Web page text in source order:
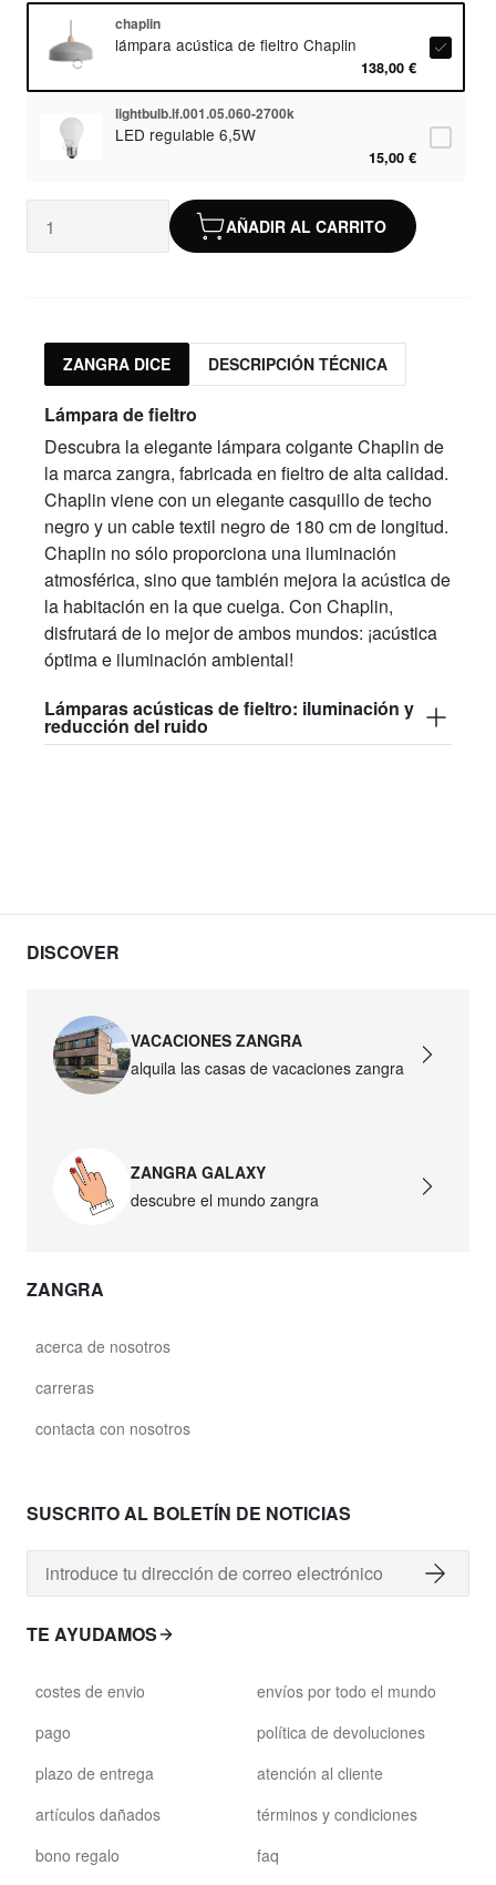
chaplin
lámpara acústica de fieltro Chaplin
138,00 €
lightbulb.lf.001.05.060-2700k
LED regulable 6,5W
15,00 €
AÑADIR AL CARRITO
ZANGRA DICE DESCRIPCIÓN TÉCNICA
Lámpara de fieltro
Descubra la elegante lámpara colgante Chaplin de
la marca zangra, fabricada en fieltro de alta calidad.
Chaplin viene con un elegante casquillo de techo
negro y un cable textil negro de 180 cm de longitud.
Chaplin no sólo proporciona una iluminación
atmosférica, sino que también mejora la acústica de
la habitación en la que cuelga. Con Chaplin,
disfrutará de lo mejor de ambos mundos: ¡acústica
óptima e iluminación ambiental!
Lámparas acústicas de fieltro: iluminación y
reducción del ruido
DISCOVER
VACACIONES ZANGRA
alquila las casas de vacaciones zangra
ZANGRA GALAXY
descubre el mundo zangra
ZANGRA
acerca de nosotros
carreras
contacta con nosotros
SUSCRITO AL BOLETÍN DE NOTICIAS
TE AYUDAMOS
costes de envio
pago
plazo de entrega
artículos dañados
bono regalo
envíos por todo el mundo
política de devoluciones
atención al cliente
términos y condiciones
faq